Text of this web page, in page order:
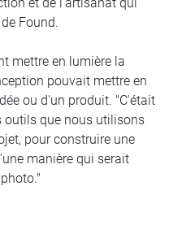
Found.
mettre en lumière la
pouvait mettre en
ou d'un produit. "C'était
outils que nous utilisons
pour construire une
manière qui serait